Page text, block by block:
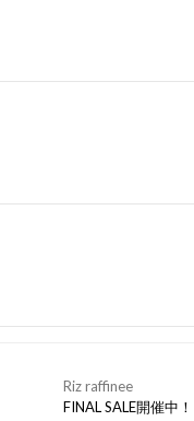
Riz raffinee
FINAL SALE開催中！